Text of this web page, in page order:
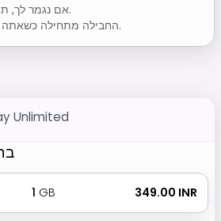
אם נגמר לך, תמיד תוכל לטעון מחדש.
החבילה מתחילה כשאתה מתחבר לרשת נתמכת.
Unlimited
1 GB ₹ 349.00 INR